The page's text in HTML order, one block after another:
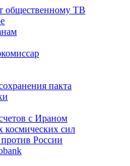
общественному ТВ
пакта
с Ираном
космических сил
России